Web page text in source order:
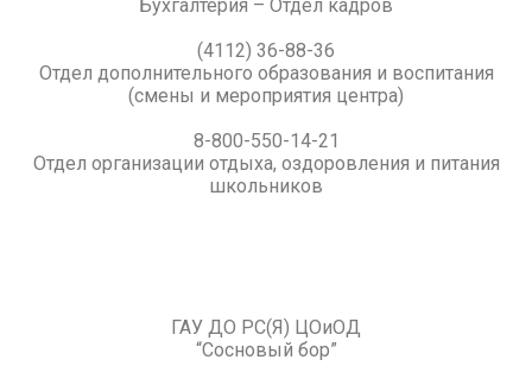
Бухгалтерия – Отдел кадров
(4112) 36-88-36
Отдел дополнительного образования и воспитания
(смены и мероприятия центра)
8-800-550-14-21
Отдел организации отдыха, оздоровления и питания
школьников
ГАУ ДО РС(Я) ЦОиОД
“Сосновый бор”